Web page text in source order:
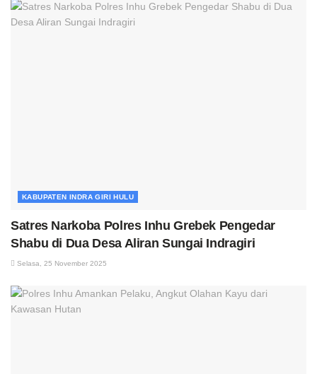
KABUPATEN INDRA GIRI HULU
Satres Narkoba Polres Inhu Grebek Pengedar
Shabu di Dua Desa Aliran Sungai Indragiri
Selasa, 25 November 2025